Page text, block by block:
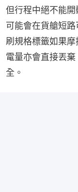
但行程中絕不能
可能會在貨艙短
刷規格標籤如果
電量亦會直接丟
全。